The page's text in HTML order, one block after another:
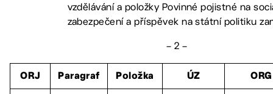
vzdělávání a položky Povinné pojistné na
zabezpečení a příspěvek na státní politiku
– 2 –
ORJ Paragraf Položka ÚZ ORG